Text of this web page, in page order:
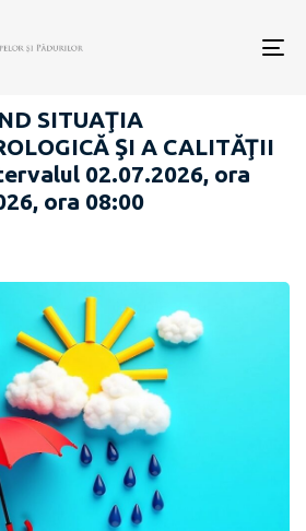
MEDIULUI
SITUAŢIA
ŞI A CALITĂŢII
02.07.2026, ora
ora 08:00